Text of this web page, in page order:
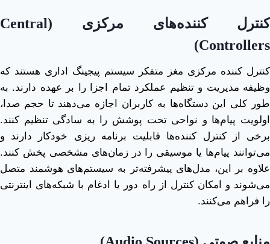
کنترل ‌کننده‌های مرکزی
(Central
Controllers)
کنترل ‌کننده مرکزی مغز متفکر سیستم پیجینگ اداری هستند که
وظیفه مدیریت و تنظیم عملکرد تمام اجزا را بر عهده دارند. به
طور کلی این دستگاه‌ها به کاربران اجازه می‌دهند تا حجم صدا،
اولویت پیام‌ها و نواحی تحت پوشش را به ‌سادگی تنظیم کنند.
برخی از کنترل‌ کننده‌ها قابلیت برنامه ‌ریزی خودکار دارند و
می‌توانند پیام‌ها یا موسیقی را در زمان‌های مشخصی پخش کنند.
علاوه بر این، مدل‌های پیشرفته‌تر به سیستم‌های هوشمند متصل
می‌شوند و امکان کنترل از راه دور یا ادغام با شبکه‌های اینترنتی
را فراهم می‌کنند.